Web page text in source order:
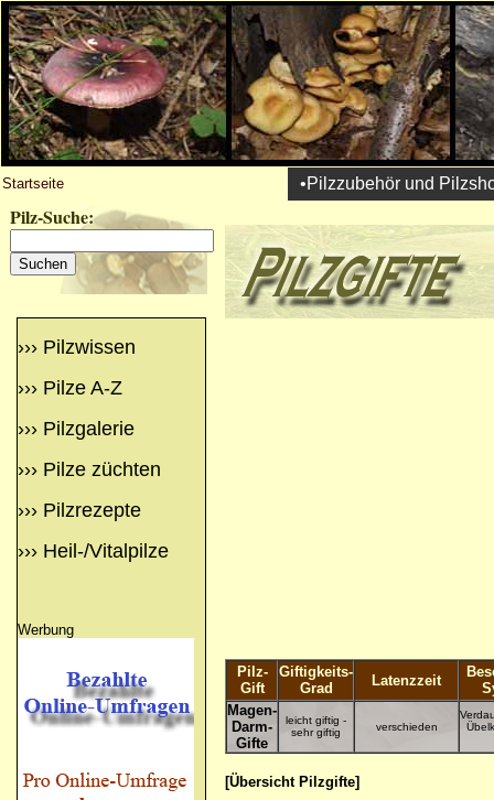
Startseite •Pilzzubehör und
Pilz-Suche:
››› Pilzwissen
››› Pilze A-Z
››› Pilzgalerie
››› Pilze züchten
››› Pilzrezepte
››› Heil-/Vitalpilze
Werbung
Pilz-
Gift
Giftigkeits-
Grad
Latenzzeit
Magen-
Darm-
Gifte
leicht giftig -
sehr giftig
verschieden
[Übersicht Pilzgifte]